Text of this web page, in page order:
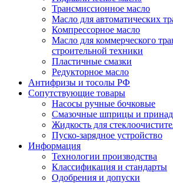
Трансмиссионное масло
Масло для автоматических
Компрессорное масло
Масло для коммерческого
строительной техники
Пластичные смазки
Редукторное масло
Антифризы и тосолы РФ
Сопутствующие товары
Насосы ручные бочковые
Смазочные шприцы и
Жидкость для
Пуско-зарядное устройство
Информация
Технологии производства
Классификация и стандарты
Одобрения и допуски